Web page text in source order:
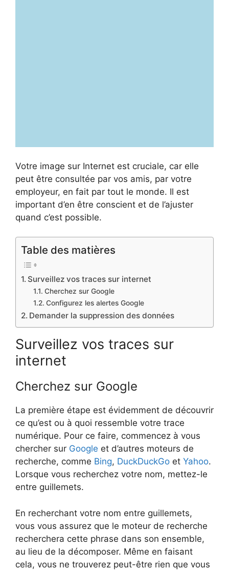
Votre image sur Internet est cruciale, car elle
peut être consultée par vos amis, par votre
employeur, en fait par tout le monde. Il est
important d’en être conscient et de l’ajuster
quand c’est possible.
Table des matières
Surveillez vos traces sur internet
Cherchez sur Google
Configurez les alertes Google
Demander la suppression des données
Surveillez vos traces sur
internet
Cherchez sur Google
La première étape est évidemment de découvrir
ce qu’est ou à quoi ressemble votre trace
numérique. Pour ce faire, commencez à vous
chercher sur Google et d’autres moteurs de
recherche, comme Bing, DuckDuckGo et Yahoo.
Lorsque vous recherchez votre nom, mettez-le
entre guillemets.
En recherchant votre nom entre guillemets,
vous vous assurez que le moteur de recherche
recherchera cette phrase dans son ensemble,
au lieu de la décomposer. Même en faisant
cela, vous ne trouverez peut-être rien que vous